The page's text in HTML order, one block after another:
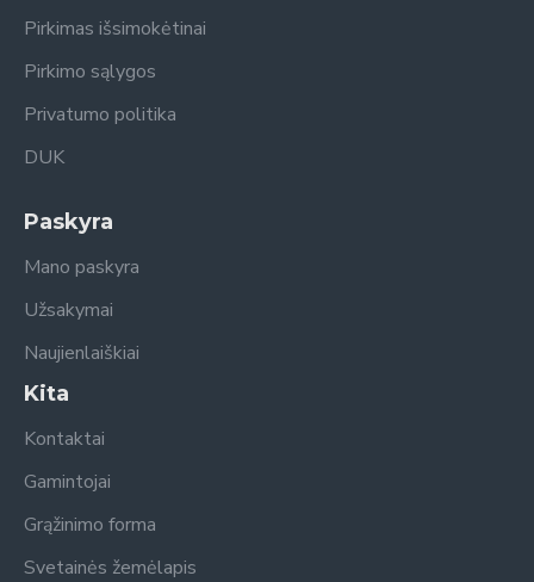
Pirkimas išsimokėtinai
Pirkimo sąlygos
Privatumo politika
DUK
Paskyra
Mano paskyra
Užsakymai
Naujienlaiškiai
Kita
Kontaktai
Gamintojai
Grąžinimo forma
Svetainės žemėlapis